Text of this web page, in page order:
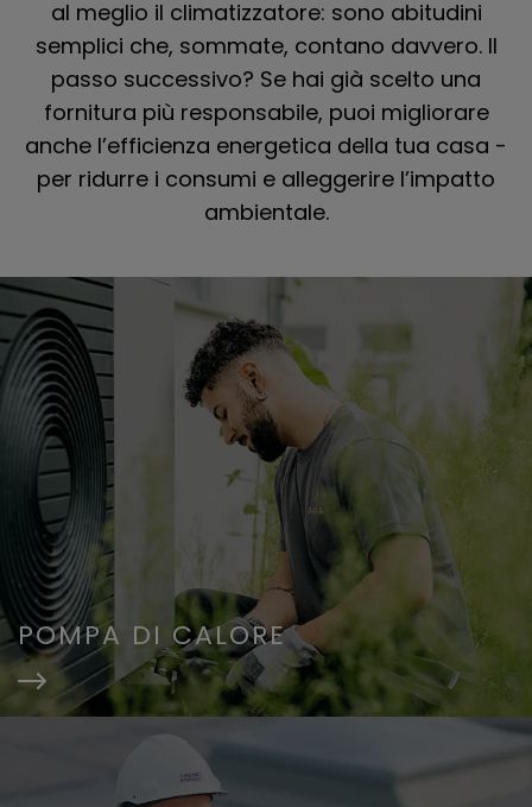
al meglio il climatizzatore: sono abitudini
semplici che, sommate, contano davvero. Il
passo successivo? Se hai già scelto una
fornitura più responsabile, puoi migliorare
anche l’efficienza energetica della tua casa -
per ridurre i consumi e alleggerire l’impatto
ambientale.
POMPA DI CALORE